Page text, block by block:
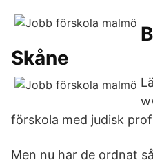
Skåne
förskola med judisk
Men nu har de ordnat